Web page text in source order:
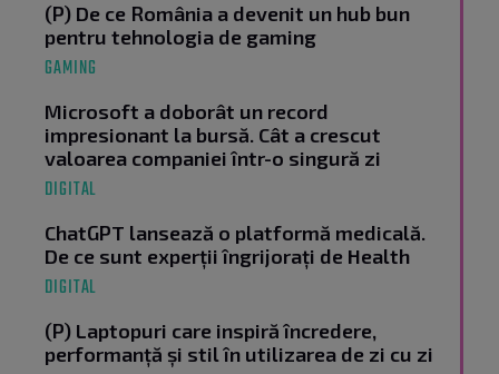
(P) De ce România a devenit un hub bun
pentru tehnologia de gaming
GAMING
Microsoft a doborât un record
impresionant la bursă. Cât a crescut
valoarea companiei într-o singură zi
DIGITAL
ChatGPT lansează o platformă medicală.
De ce sunt experții îngrijorați de Health
DIGITAL
(P) Laptopuri care inspiră încredere,
performanță și stil în utilizarea de zi cu zi